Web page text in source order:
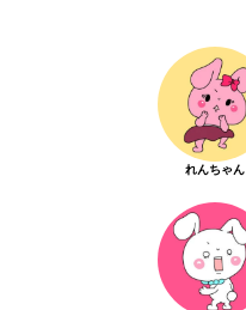
れんちゃん